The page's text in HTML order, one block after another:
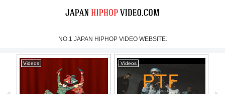
NO.1 JAPAN HIPHOP VIDEO WEBSITE.
Videos Videos